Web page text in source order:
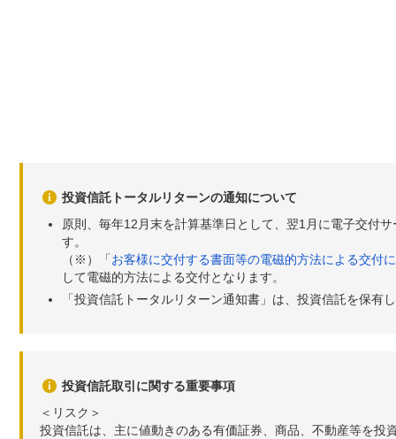
投資信託トータルリターンの通知について
原則、毎年12月末を計算基準日として、翌1月に電子交付
す。
（※）「お客様に交付する書面等の電磁的方法による交付
して電磁的方法による交付となります。
「投資信託トータルリターン通知書」は、投資信託を保有
投資信託取引に関する重要事項
＜リスク＞
投資信託は、主に値動きのある有価証券、商品、不動産等を